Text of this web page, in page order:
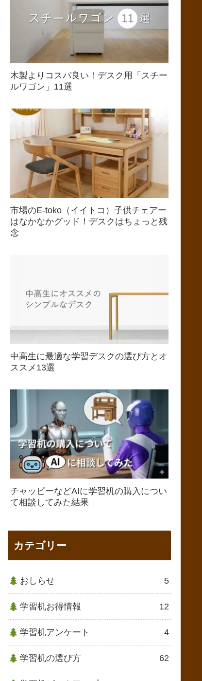
木製よりコスパ良い！デスク用「スチー
ルワゴン」11選
市場のE-toko（イイトコ）子供チェアー
はなかなかグッド！デスクはちょっと残
念
中高生に最適な学習デスクの選び方とオ
ススメ13選
チャッピーなどAIに学習机の購入につい
て相談してみた結果
カテゴリー
おしらせ 5
学習机お得情報 12
学習机アンケート 4
学習机の選び方 62